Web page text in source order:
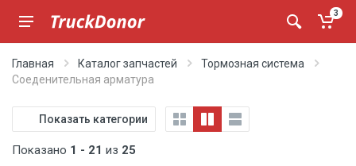
3
Главная Каталог запчастей
Тормозная система
Соеденительная арматура
Показать категории
Показано 1 - 21 из 25